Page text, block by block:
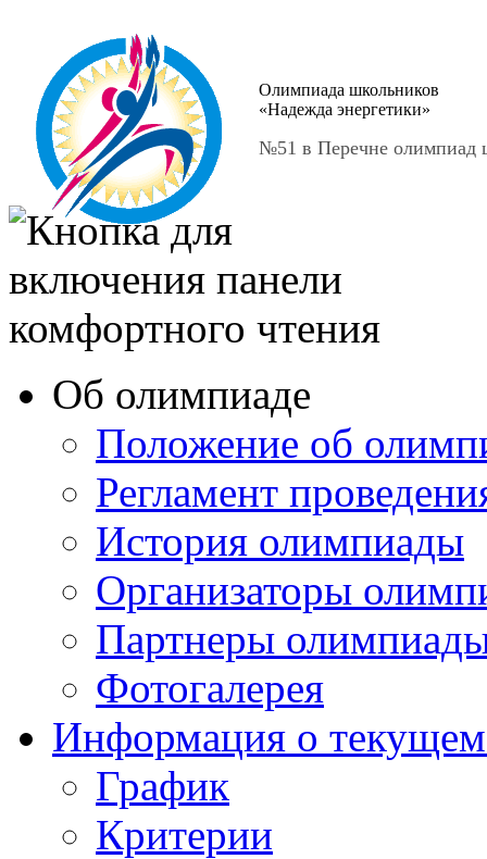
Олимпиада школьников
«Надежда энергетики»
№51 в Перечне олимпиад
Об олимпиаде
Положение об
Регламент
История олимпиады
Организаторы
Партнеры
Фотогалерея
Информация о текущем
График
Критерии